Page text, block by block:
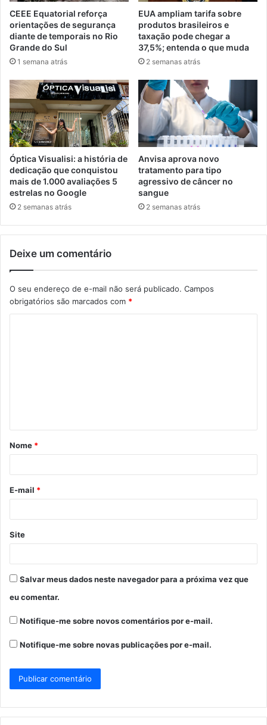
CEEE Equatorial reforça
orientações de segurança
diante de temporais no Rio
Grande do Sul
1 semana atrás
EUA ampliam tarifa sobre
produtos brasileiros e
taxação pode chegar a
37,5%; entenda o que muda
2 semanas atrás
Óptica Visualisi: a história de
dedicação que conquistou
mais de 1.000 avaliações 5
estrelas no Google
2 semanas atrás
Anvisa aprova novo
tratamento para tipo
agressivo de câncer no
sangue
2 semanas atrás
Deixe um comentário
O seu endereço de e-mail não será publicado. Campos
obrigatórios são marcados com *
á
r
*
Nome *
E-mail *
Site
Salvar meus dados neste navegador para a próxima vez que
eu comentar.
Notifique-me sobre novos comentários por e-mail.
Notifique-me sobre novas publicações por e-mail.